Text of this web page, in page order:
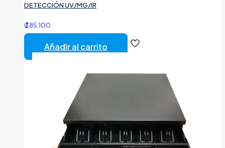
DETECCIÓN UV/MG/IR
₡85.100
Añadir al carrito